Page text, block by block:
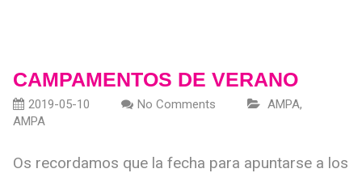
CAMPAMENTOS DE VERANO
2019-05-10 No Comments AMPA,
AMPA
Os recordamos que la fecha para apuntarse a los